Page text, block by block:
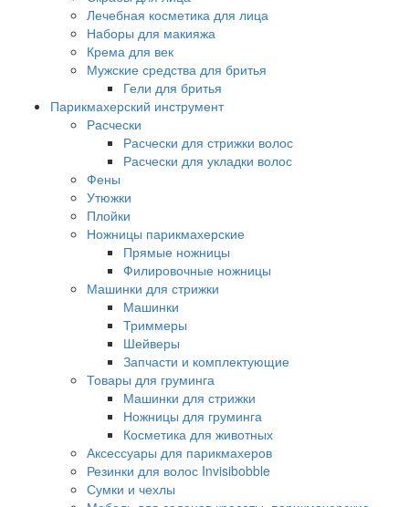
Лечебная косметика для лица
Наборы для макияжа
Крема для век
Мужские средства для бритья
Гели для бритья
Парикмахерский инструмент
Расчески
Расчески для стрижки волос
Расчески для укладки волос
Фены
Утюжки
Плойки
Ножницы парикмахерские
Прямые ножницы
Филировочные ножницы
Машинки для стрижки
Машинки
Триммеры
Шейверы
Запчасти и комплектующие
Товары для груминга
Машинки для стрижки
Ножницы для груминга
Косметика для животных
Аксессуары для парикмахеров
Резинки для волос Invisibobble
Сумки и чехлы